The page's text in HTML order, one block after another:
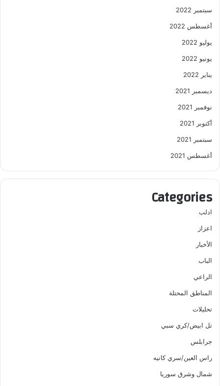
سبتمبر 2022
أغسطس 2022
يوليو 2022
يونيو 2022
يناير 2022
ديسمبر 2021
نوفمبر 2021
أكتوبر 2021
سبتمبر 2021
أغسطس 2021
Categories
ادلب
اعزاز
الأخبار
الباب
الراعي
المناطق المحتلة
تحليلات
تل ابيض/كري سبي
جرابلس
راس العين/سري كانيه
شمال وشرق سوريا